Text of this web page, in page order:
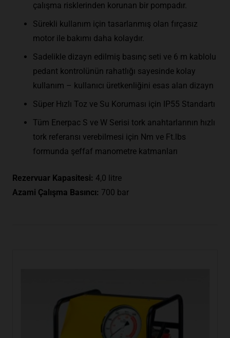
çalışma risklerinden korunan bir pompadır.
Sürekli kullanım için tasarlanmış olan fırçasız
motor ile bakımı daha kolaydır.
Sadelikle dizayn edilmiş basınç seti ve 6 m kablolu
pedant kontrolünün rahatlığı sayesinde kolay
kullanım – kullanıcı üretkenliğini esas alan dizayn
Süper Hızlı Toz ve Su Koruması için IP55 Standartı
Tüm Enerpac S ve W Serisi tork anahtarlarının hızlı
tork referansı verebilmesi için Nm ve Ft.lbs
formunda şeffaf manometre katmanları
Rezervuar Kapasitesi: 4,0 litre
Azami Çalışma Basıncı: 700 bar